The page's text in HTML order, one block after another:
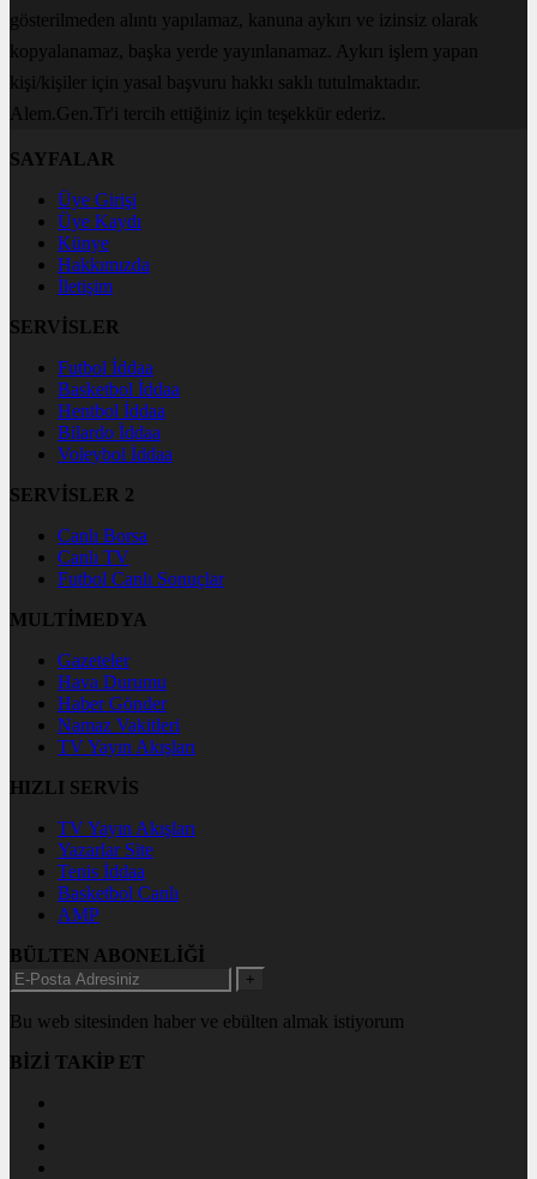
gösterilmeden alıntı yapılamaz, kanuna aykırı ve izinsiz olarak
kopyalanamaz, başka yerde yayınlanamaz. Aykırı işlem yapan
kişi/kişiler için yasal başvuru hakkı saklı tutulmaktadır.
Alem.Gen.Tr'i tercih ettiğiniz için teşekkür ederiz.
SAYFALAR
Üye Girişi
Üye Kaydı
Künye
Hakkımızda
İletişim
SERVİSLER
Futbol İddaa
Basketbol İddaa
Hentbol İddaa
Bilardo İddaa
Voleybol İddaa
SERVİSLER 2
Canlı Borsa
Canlı TV
Futbol Canlı Sonuçlar
MULTİMEDYA
Gazeteler
Hava Durumu
Haber Gönder
Namaz Vakitleri
TV Yayın Akışları
HIZLI SERVİS
TV Yayın Akışları
Yazarlar Site
Tenis İddaa
Basketbol Canlı
AMP
BÜLTEN ABONELİĞİ
+
Bu web sitesinden haber ve ebülten almak istiyorum
BİZİ TAKİP ET